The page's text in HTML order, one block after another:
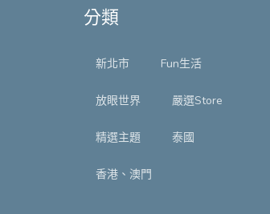
分類
新北市 Fun生活
放眼世界 嚴選Store
精選主題 泰國
香港、澳門